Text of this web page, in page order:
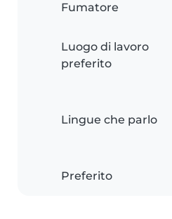
Fumatore
Luogo di lavoro
preferito
Lingue che parlo
Preferito